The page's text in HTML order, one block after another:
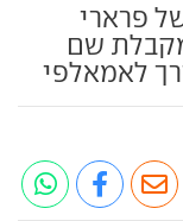
פרארי
שם
לאמאלפי